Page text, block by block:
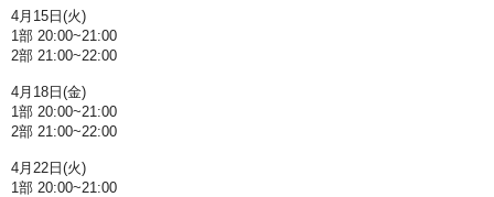
4月15日(火)
1部 20:00~21:00
2部 21:00~22:00
4月18日(金)
1部 20:00~21:00
2部 21:00~22:00
4月22日(火)
1部 20:00~21:00